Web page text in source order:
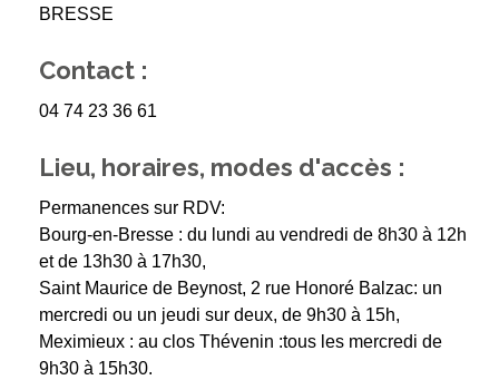
BRESSE
Contact :
04 74 23 36 61
Lieu, horaires, modes d'accès :
Permanences sur RDV:
Bourg-en-Bresse : du lundi au vendredi de 8h30 à 12h
et de 13h30 à 17h30,
Saint Maurice de Beynost, 2 rue Honoré Balzac: un
mercredi ou un jeudi sur deux, de 9h30 à 15h,
Meximieux : au clos Thévenin :tous les mercredi de
9h30 à 15h30.